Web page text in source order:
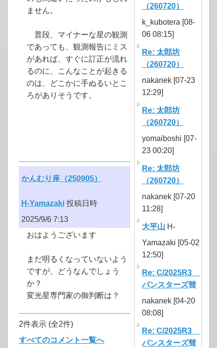
ません。
普段、マイナーな星の観測
であっても、観測報告にミス
があれば、すぐに訂正が流れ
るのに、こんなことが起きる
のは、どこかに手ぬるいとこ
ろがありそうです。
かんむり座（250905）
H-Yamazaki 投稿日時
2025/9/6 7:13
おはようございます
まだ明るくなっていないよう
ですが、どうなんでしょう
か？
変光星専門家の御判断は？
2件表示 (全2件)
すべてのコメント一覧へ
（260720）
k_kubotera [08-
06 08:15]
Re: 太郎坊
（260720）
nakanek [07-23
12:29]
Re: 太郎坊
（260720）
yomaiboshi [07-
23 00:20]
Re: 太郎坊
（260720）
nakanek [07-20
11:28]
大平山 H-
Yamazaki [05-02
12:50]
Re: C/2025R3
パンスターズ彗
nakanek [04-20
08:08]
Re: C/2025R3
パンスターズ彗